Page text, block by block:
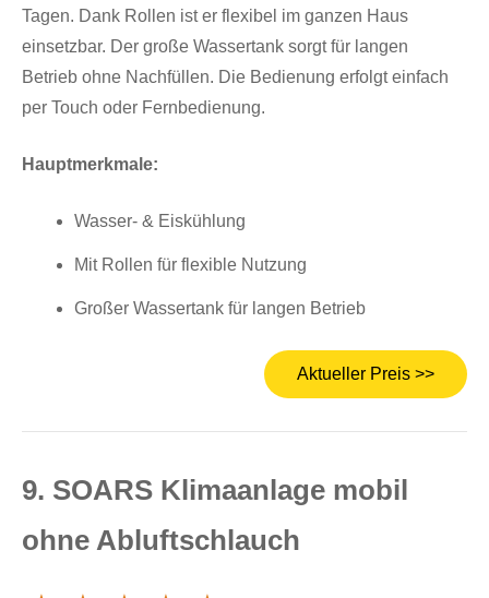
Tagen. Dank Rollen ist er flexibel im ganzen Haus
einsetzbar. Der große Wassertank sorgt für langen
Betrieb ohne Nachfüllen. Die Bedienung erfolgt einfach
per Touch oder Fernbedienung.
Hauptmerkmale:
Wasser- & Eiskühlung
Mit Rollen für flexible Nutzung
Großer Wassertank für langen Betrieb
Aktueller Preis >>
9. SOARS Klimaanlage mobil
ohne Abluftschlauch